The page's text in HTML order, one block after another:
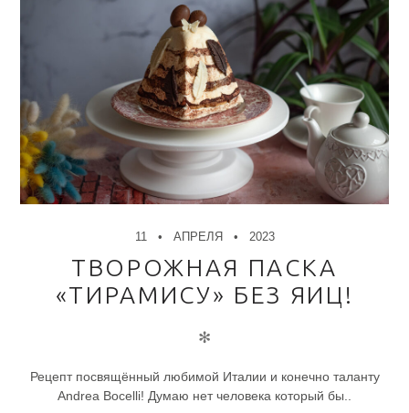
11 АПРЕЛЯ 2023
ТВОРОЖНАЯ ПАСКА
«ТИРАМИСУ» БЕЗ ЯИЦ!
✻
Рецепт посвящённый любимой Италии и конечно таланту
Andrea Bocelli! Думаю нет человека который бы..